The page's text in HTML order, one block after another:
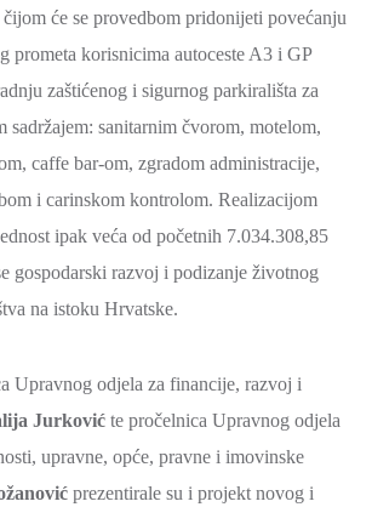
će se provedbom pridonijeti povećanju
prometa korisnicima autoceste A3 i GP
zaštićenog i sigurnog parkirališta za
sadržajem: sanitarnim čvorom, motelom,
caffe bar-om, zgradom administracije,
i carinskom kontrolom. Realizacijom
ipak veća od početnih 7.034.308,85
gospodarski razvoj i podizanje životnog
na istoku Hrvatske.
Upravnog odjela za financije, razvoj i
Jurković te pročelnica Upravnog odjela
upravne, opće, pravne i imovinske
prezentirale su i projekt novog i